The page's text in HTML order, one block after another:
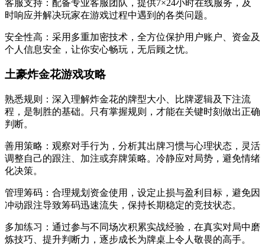
客服支持：配备专业客服团队，提供7×24小时在线服务，及
时响应并解决玩家在游戏过程中遇到的各类问题。
安全性高：采用多重加密技术，全方位保护用户账户、资金及
个人信息安全，让你安心畅玩，无后顾之忧。
土豪炸金花游戏攻略
熟悉规则：深入理解炸金花的牌型大小、比牌逻辑及下注流
程，是制胜的基础。只有掌握规则，才能在关键时刻做出正确
判断。
善用策略：观察对手行为，分析其出牌习惯与心理状态，灵活
调整自己的跟注、加注或弃牌策略。冷静应对局势，避免情绪
化决策。
管理筹码：合理规划资金使用，设定止损与盈利目标，避免因
冲动跟注导致筹码迅速流失，保持长期稳定的竞技状态。
多加练习：通过参与不同场次积累实战经验，在真实对局中磨
炼技巧、提升判断力，逐步成长为牌桌上令人敬畏的高手。